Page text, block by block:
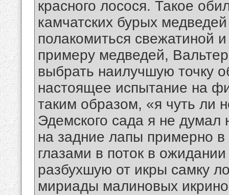
красного лосося. Такое
камчатских бурых
полакомиться свежатиной
примеру медведей,
выбрать наилучшую точку
настоящее испытание на
таким образом, «я чуть ли
Эдемского сада я не
на задние лапы примерно
глазами в поток в
разбухшую от икры самку
мириады малиновых